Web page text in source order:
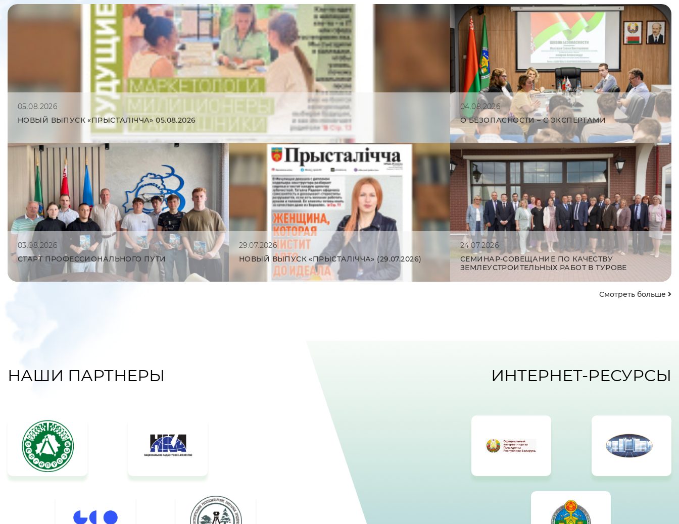
05.08.2026
НОВЫЙ ВЫПУСК «ПРЫСТАЛIЧЧА» 05.08.2026
04.08.2026
О БЕЗОПАСНОСТИ – С ЭКСПЕРТАМИ
03.08.2026
СТАРТ ПРОФЕССИОНАЛЬНОГО ПУТИ
29.07.2026
НОВЫЙ ВЫПУСК «ПРЫСТАЛIЧЧА» (29.07.2026)
24.07.2026
СЕМИНАР-СОВЕЩАНИЕ ПО КАЧЕСТВУ
ЗЕМЛЕУСТРОИТЕЛЬНЫХ РАБОТ В ТУРОВЕ
Смотреть больше
НАШИ ПАРТНЕРЫ ИНТЕРНЕТ-РЕСУРСЫ